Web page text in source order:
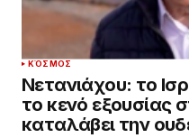
ΚΌΣΜΟΣ
Νετανιάχου: το
το κενό εξουσίας
καταλάβει την